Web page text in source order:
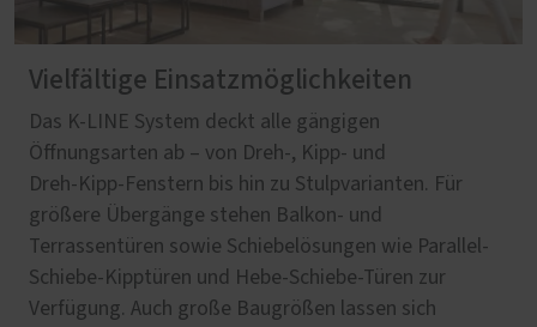
Vielfältige Einsatzmöglichkeiten
Das K-LINE System deckt alle gängigen
Öffnungsarten ab – von Dreh‑, Kipp‑ und
Dreh‑Kipp‑Fenstern bis hin zu Stulpvarianten. Für
größere Übergänge stehen Balkon‑ und
Terrassentüren sowie Schiebelösungen wie Parallel-
Schiebe-Kipptüren und Hebe-Schiebe-Türen zur
Verfügung. Auch große Baugrößen lassen sich